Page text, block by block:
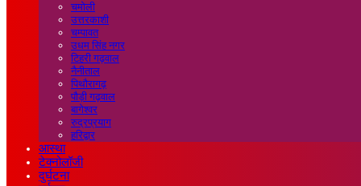
चमोली
उत्तरकाशी
चम्पावत
उधम सिंह नगर
टिहरी गढ़वाल
नैनीताल
पिथौरागढ़
पौड़ी गढ़वाल
बागेश्वर
रुद्रप्रयाग
हरिद्वार
आस्था
टेक्नोलॉजी
दुर्घटना